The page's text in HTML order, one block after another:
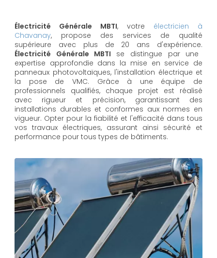
Électricité Générale MBTI, votre électricien à
Chavanay, propose des services de qualité
supérieure avec plus de 20 ans d'expérience.
Électricité Générale MBTI se distingue par une
expertise approfondie dans la mise en service de
panneaux photovoltaïques, l'installation électrique et
la pose de VMC. Grâce à une équipe de
professionnels qualifiés, chaque projet est réalisé
avec rigueur et précision, garantissant des
installations durables et conformes aux normes en
vigueur. Opter pour la fiabilité et l'efficacité dans tous
vos travaux électriques, assurant ainsi sécurité et
performance pour tous types de bâtiments.